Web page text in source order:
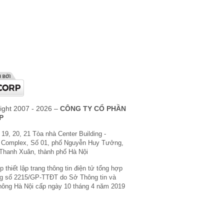
2007 - 2026 – CÔNG TY CỔ PHẦN
20, 21 Tòa nhà Center Building -
Complex, Số 01, phố Nguyễn Huy Tưởng,
Xuân, thành phố Hà Nội
thiết lập trang thông tin điện tử tổng hợp
số 2215/GP-TTĐT do Sở Thông tin và
Hà Nội cấp ngày 10 tháng 4 năm 2019